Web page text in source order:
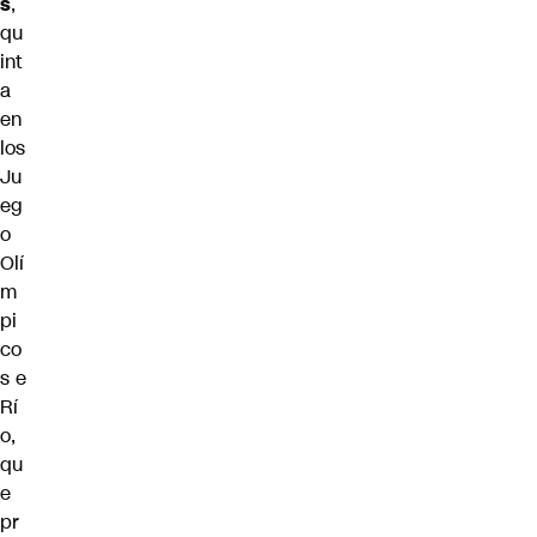
qu
int
a
en
los
Ju
eg
o
Olí
m
pi
co
s e
Rí
o,
qu
e
pr